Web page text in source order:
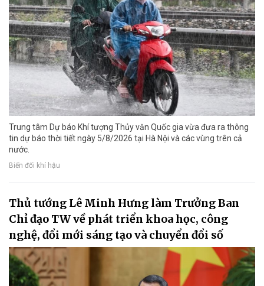
Trung tâm Dự báo Khí tượng Thủy văn Quốc gia vừa đưa ra thông
tin dự báo thời tiết ngày 5/8/2026 tại Hà Nội và các vùng trên cả
nước.
Biến đổi khí hậu
Thủ tướng Lê Minh Hưng làm Trưởng Ban
Chỉ đạo TW về phát triển khoa học, công
nghệ, đổi mới sáng tạo và chuyển đổi số